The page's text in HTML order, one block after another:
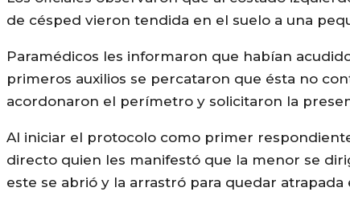
de césped vieron tendida en el suelo a una
Paramédicos les informaron que habían
primeros auxilios se percataron que ésta no
acordonaron el perímetro y solicitaron la
Al iniciar el protocolo como primer
directo quien les manifestó que la menor se
este se abrió y la arrastró para quedar atrapada